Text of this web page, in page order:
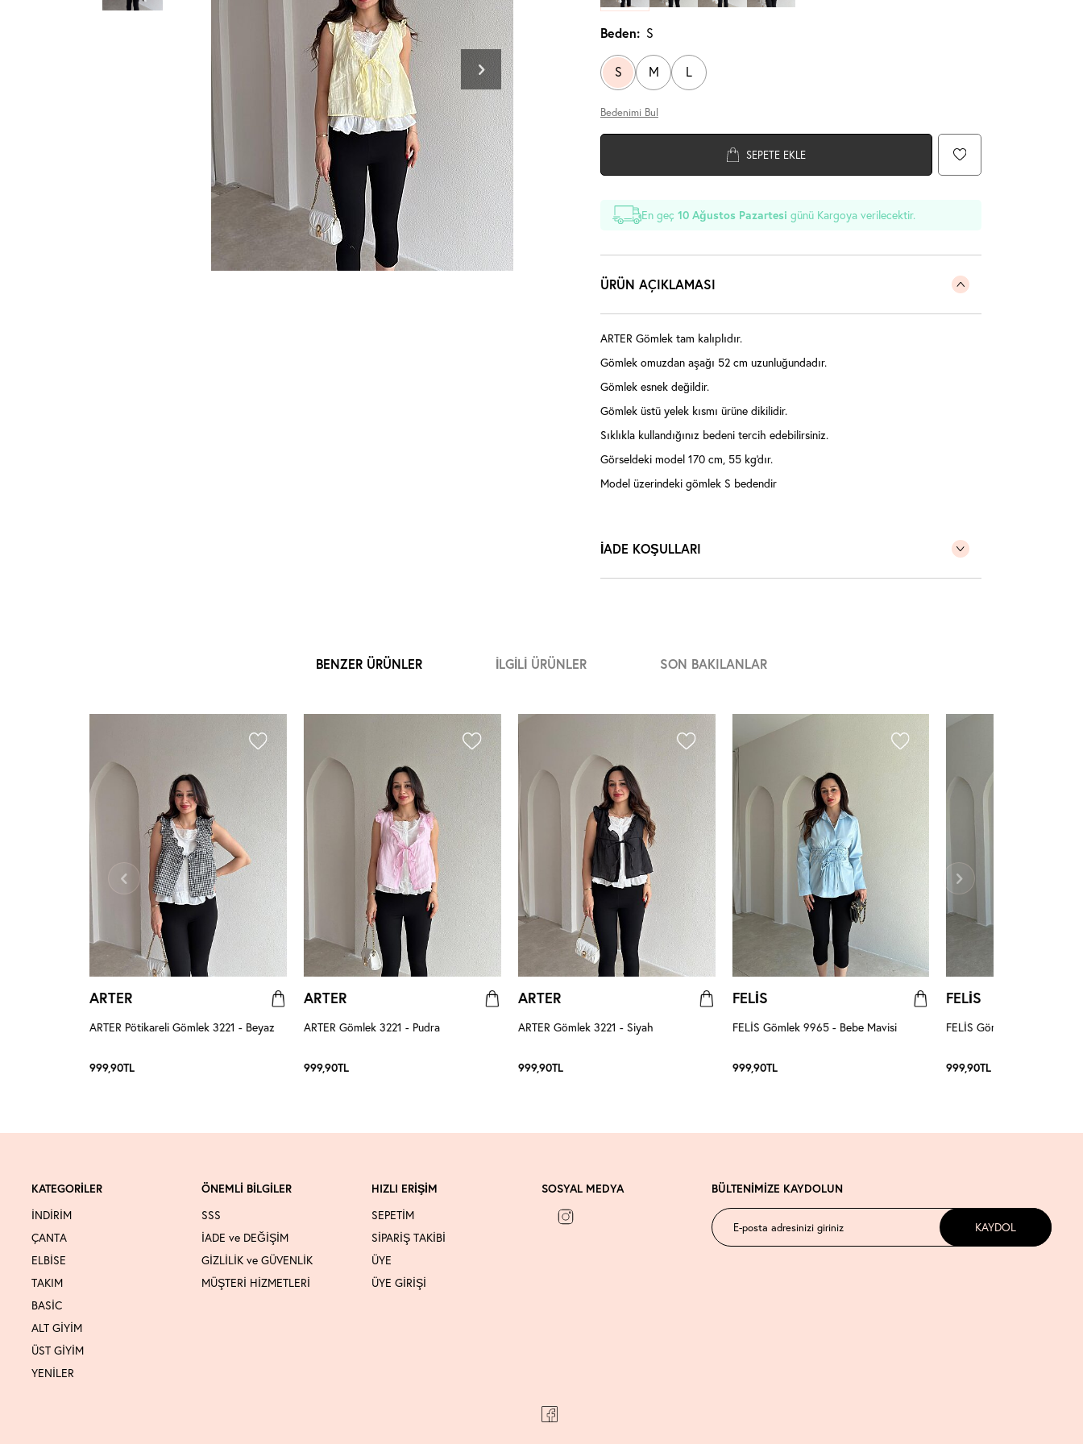
Beden: S
S M L
Bedenimi Bul
SEPETE EKLE
En geç10 Ağustos Pazartesi günü Kargoya verilecektir.
ÜRÜN AÇIKLAMASI
ARTER Gömlek tam kalıplıdır.
Gömlek omuzdan aşağı 52 cm uzunluğundadır.
Gömlek esnek değildir.
Gömlek üstü yelek kısmı ürüne dikilidir.
Sıklıkla kullandığınız bedeni tercih edebilirsiniz.
Görseldeki model 170 cm, 55 kg'dır.
Model üzerindeki gömlek S bedendir
İADE KOŞULLARI
BENZER ÜRÜNLER İLGILI ÜRÜNLER SON BAKILANLAR
ARTER
ARTER Pötikareli Gömlek 3221 - Beyaz
999,90TL
ARTER
ARTER Gömlek 3221 - Pudra
999,90TL
ARTER
ARTER Gömlek 3221 - Siyah
999,90TL
FELİS
FELİS Gömlek 9965 - Bebe Mavisi
999,90TL
FELİS
FELİS Gömlek 9965 - Beyaz
999,90TL
KATEGORİLER
İNDİRİM
ÇANTA
ELBİSE
TAKIM
BASİC
ALT GİYİM
ÜST GİYİM
YENİLER
ÖNEMLİ BİLGİLER
SSS
İADE ve DEĞİŞİM
GİZLİLİK ve GÜVENLİK
MÜŞTERİ HİZMETLERİ
HIZLI ERİŞİM
SEPETİM
SİPARİŞ TAKİBİ
ÜYE
ÜYE GİRİŞİ
SOSYAL MEDYA BÜLTENİMİZE KAYDOLUN
KAYDOL